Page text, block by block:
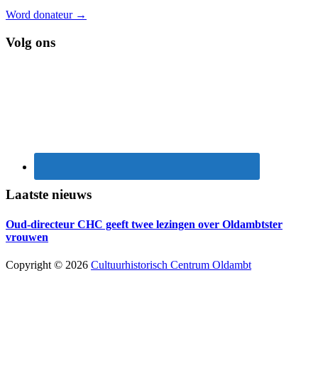
Word donateur →
Volg ons
Laatste nieuws
Oud-directeur CHC geeft twee lezingen over Oldambtster
vrouwen
Copyright © 2026 Cultuurhistorisch Centrum Oldambt